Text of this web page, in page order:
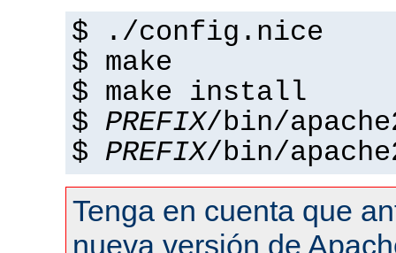
$ ./config.nice
$ make
$ make install
$ PREFIX/bin/
$ PREFIX/bin/
Tenga en cuenta que
nueva versión de